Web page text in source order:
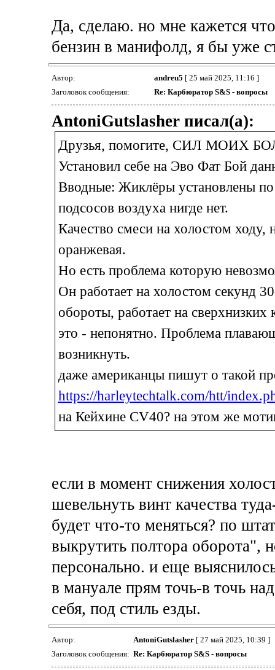
Да, сделаю. но мне кажется
бензин в манифолд, я бы уже
Автор: andreu5 [ 25 май 2025, 11:16 ]
Заголовок сообщения:
Re: Карбюратор S&S - вопросы
AntoniGutslasher писал(а):
Друзья, помогите, СИЛ МОИХ
Установил себе на Эво Фат Бой
Вводные: Жиклёры установлены по
подсосов воздуха нигде нет.
Качество смеси на холостом
оранжевая.
Но есть проблема которую
Он работает на холостом секунд
обороты, работает на сверхнизких
это - непонятно. Проблема
возникнуть.
даже американцы пишут о такой
https://harleytechtalk.com/htt/
на Кейхине CV40? на этом же
если в момент снижения
шевельнуть винт качества
будет что-то меняться? по
выкрутить полтора оборота",
персонально. и еще
в мануале прям точь-в точь
себя, под стиль езды.
Автор: AntoniGutslasher[ 27 май 2025, 10:39 ]
Заголовок сообщения: Re: Карбюратор S&S - вопросы